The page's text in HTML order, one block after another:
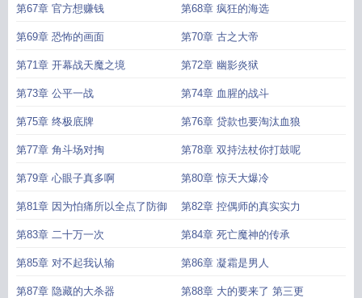
第67章 官方想赚钱 第68章 疯狂的海选
第69章 恐怖的画面 第70章 古之大帝
第71章 开幕战天魔之境 第72章 幽影炎狱
第73章 公平一战 第74章 血腥的战斗
第75章 终极底牌 第76章 贷款也要淘汰血狼
第77章 角斗场对掏 第78章 双持法杖你打鼓呢
第79章 心眼子真多啊 第80章 惊天大爆冷
第81章 因为怕痛所以全点了防御 第82章 控偶师的真实实力
第83章 二十万一次 第84章 死亡魔神的传承
第85章 对不起我认输 第86章 凝霜是男人
第87章 隐藏的大杀器 第88章 大的要来了 第三更